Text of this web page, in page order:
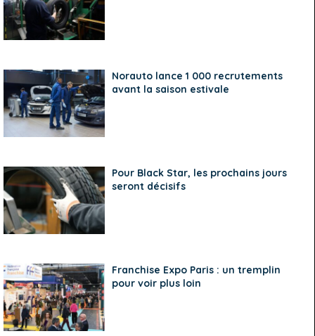
Norauto lance 1 000 recrutements
avant la saison estivale
Pour Black Star, les prochains jours
seront décisifs
Franchise Expo Paris : un tremplin
pour voir plus loin